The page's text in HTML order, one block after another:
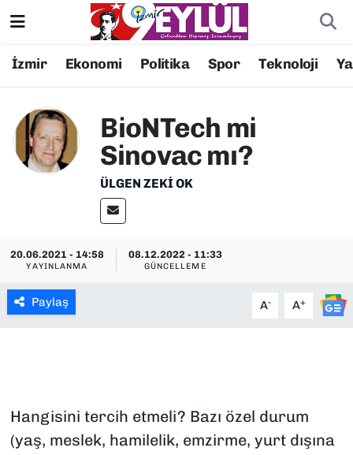
İzmir Ekonomi Politika Spor Teknoloji
BioNTech mi
Sinovac mı?
ÜLGEN ZEKI OK
20.06.2021 - 14:58
YAYINLANMA
08.12.2022 - 11:33
GÜNCELLEME
Paylaş A- A+
Hangisini tercih etmeli? Bazı özel durum
(yaş, meslek, hamilelik, emzirme, yurt dışına
Resmi İlanlar
DÜNYA
EKONOMİ
KÜLTÜR SANAT
MAGAZİN
SPOR
Konak Nöbetçi Eczaneler
Konak Trafik Yoğunluk Haritası
Süper Lig Puan Durumu ve Fikstür
Tüm Manşetler
Son Dakika Haberleri
Haber Arşivi